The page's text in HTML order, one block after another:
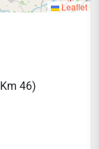
Leaflet
46)